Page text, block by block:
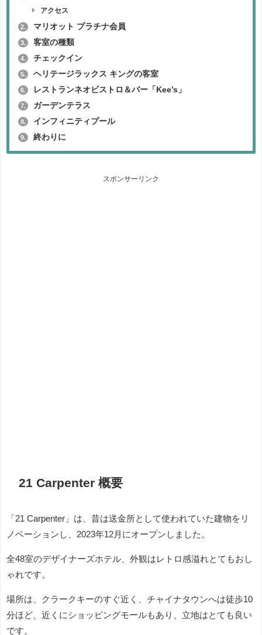
アクセス
2. マリオット プラチナ会員
3. 客室の種類
4. チェックイン
5. ヘリテージラックス キングの客室
6. レストランネオビストロ＆バー「Kee’s」
7. ガーデンテラス
8. インフィニティプール
9. 終わりに
スポンサーリンク
21 Carpenter 概要
「21 Carpenter」は、昔は送金所として使われていた建物をリ
ノベーションし、2023年12月にオープンしました。
全48室のデザイナーズホテル、外観はレトロ感溢れとてもおし
ゃれです。
場所は、クラークキーのすぐ近く、チャイナタウンへは徒歩10
分ほど、近くにショッピングモールもあり、立地はとても良い
です。